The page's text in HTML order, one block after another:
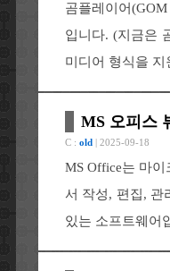
곰플레이어
입니다. (지금은
미디어 형식을 지
MS 오피스
C : old | 2025-09-18
MS Office는 마
서 작성, 편집, 관
있는 소프트웨어